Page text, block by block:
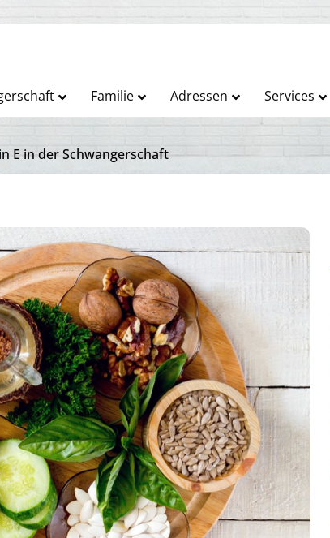
Familie Adressen Services
E in der Schwangerschaft